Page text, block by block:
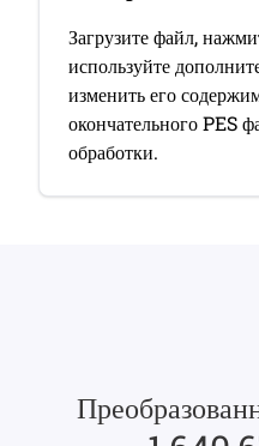
Загрузите файл,
используйте
изменить его
окончательного PES
обработки.